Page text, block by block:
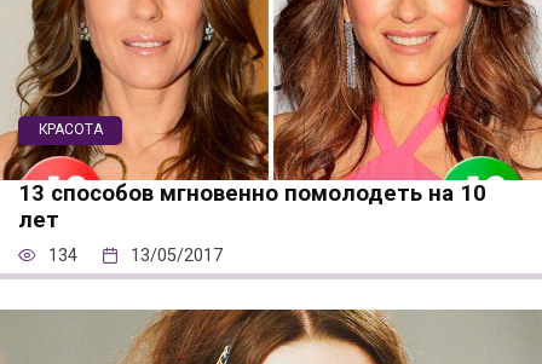
КРАСОТА
13 способов мгновенно помолодеть на 10
лет
134 13/05/2017